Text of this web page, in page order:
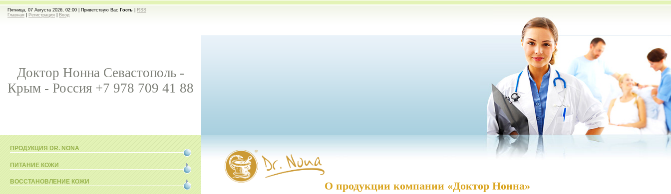
Пятница, 07 Августа 2026, 02:00 | Приветствую Вас Гость
RSS
Главная
Регистрация Вход
Доктор Нонна Севастополь -
Крым - Россия +7 978 709 41 88
ПРОДУКЦИЯ DR. NONA
ПИТАНИЕ КОЖИ
ВОССТАНОВЛЕНИЕ КОЖИ О продукции компании «Доктор Нонна»